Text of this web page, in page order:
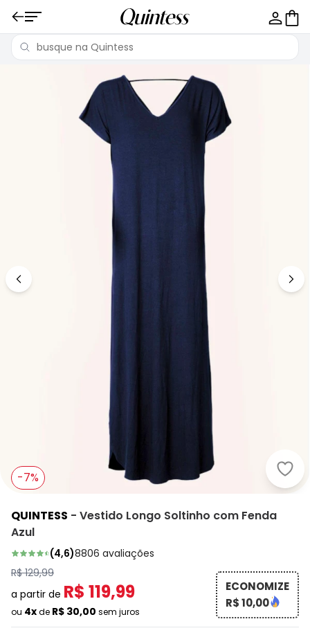
-7%
QUINTESS - Vestido Longo Soltinho com Fenda
Azul
(4,6)8806 avaliações
R$ 129,99
a partir de R$ 119,99
ou 4xde R$ 30,00 sem juros
ECONOMIZE
R$ 10,00